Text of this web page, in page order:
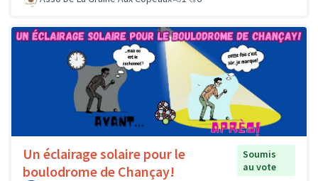
Un éclairage solaire pour le
boulodrome de Chançay!
Soumis
au vote